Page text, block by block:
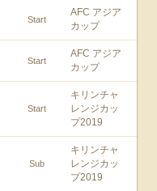
Start
AFC アジア
カップ
Start
AFC アジア
カップ
Start
キリンチャ
レンジカッ
プ2019
Sub
キリンチャ
レンジカッ
プ2019